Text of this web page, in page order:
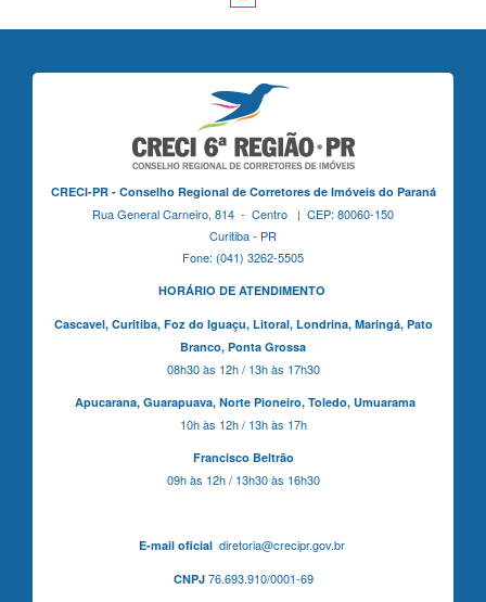
CRECI-PR - Conselho Regional de Corretores de Imóveis do Paraná
Rua General Carneiro, 814 - Centro | CEP: 80060-150
Curitiba - PR
Fone: (041) 3262-5505
HORÁRIO DE ATENDIMENTO
Cascavel, Curitiba,Foz do Iguaçu, Litoral, Londrina, Maringá, Pato
Branco, Ponta Grossa
08h30 às 12h / 13h às 17h30
Apucarana, Guarapuava, Norte Pioneiro, Toledo, Umuarama
10h às 12h / 13h às 17h
Francisco Beltrão
09h às 12h / 13h30 às 16h30
E-mail oficialdiretoria@crecipr.gov.br
CNPJ76.693.910/0001-69